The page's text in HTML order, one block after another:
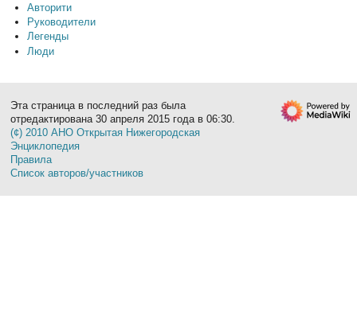
Авторити
Руководители
Легенды
Люди
Эта страница в последний раз была
отредактирована 30 апреля 2015 года в 06:30.
(¢) 2010 АНО Открытая Нижегородская
Энциклопедия
Правила
Список авторов/участников